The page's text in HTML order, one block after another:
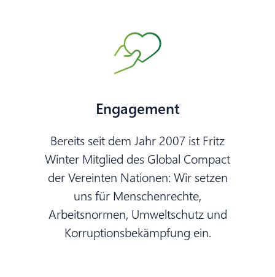
Engagement
Bereits seit dem Jahr 2007 ist Fritz
Winter Mitglied des Global Compact
der Vereinten Nationen: Wir setzen
uns für Menschenrechte,
Arbeitsnormen, Umweltschutz und
Korruptionsbekämpfung ein.